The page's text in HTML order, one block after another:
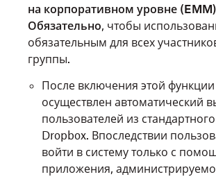
на корпоративном уровне (EMM)
Обязательно, чтобы
обязательным для всех
группы.
После включения этой функции
осуществлен автоматический
пользователей из
Dropbox. Впоследствии
войти в систему только с
приложения,